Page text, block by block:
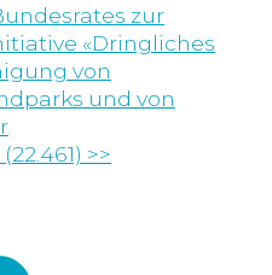
zur
«Dringliches
von
und von
>>